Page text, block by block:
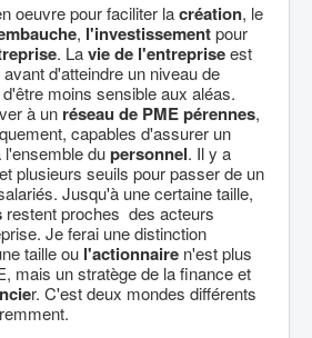
oeuvre pour faciliter lacréation, le
, l'investissementpour
. Lavie de l'entrepriseest
d'atteindre un niveau de
moins sensible aux aléas.
à un réseau de PMEpérennes,
capables d'assurer un
dupersonnel. Il y a
plusieurs seuils pour passer de un
Jusqu'à une certaine taille,
restent proches des acteurs
Je ferai une distinction
taille ou l'actionnaire n'est plus
mais un stratège de la finance et
r. C'est deux mondes différents